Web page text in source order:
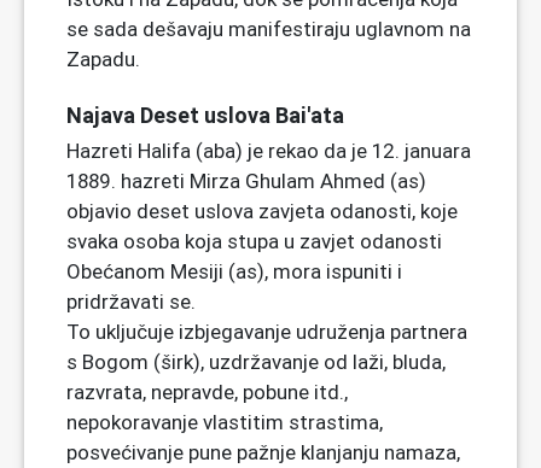
se sada dešavaju manifestiraju uglavnom na
Zapadu.
Najava Deset uslova Bai'ata
Hazreti Halifa (aba) je rekao da je 12. januara
1889. hazreti Mirza Ghulam Ahmed (as)
objavio deset uslova zavjeta odanosti, koje
svaka osoba koja stupa u zavjet odanosti
Obećanom Mesiji (as), mora ispuniti i
pridržavati se.
To uključuje izbjegavanje udruženja partnera
s Bogom (širk), uzdržavanje od laži, bluda,
razvrata, nepravde, pobune itd.,
nepokoravanje vlastitim strastima,
posvećivanje pune pažnje klanjanju namaza,